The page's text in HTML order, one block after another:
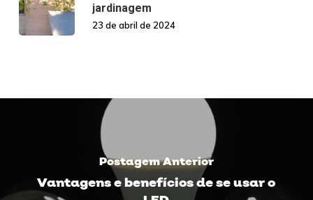
jardinagem
23 de abril de 2024
Postagem Anterior
Vantagens e benefícios de se usar o